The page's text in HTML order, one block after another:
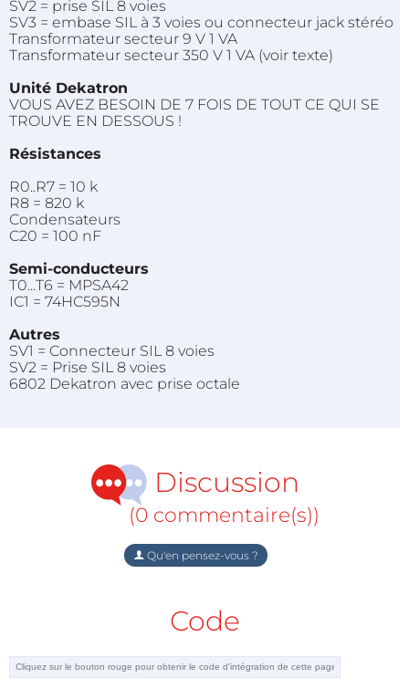
SV2 = prise SIL 8 voies
SV3 = embase SIL à 3 voies ou connecteur jack stéréo
Transformateur secteur 9 V 1 VA
Transformateur secteur 350 V 1 VA (voir texte)
Unité Dekatron
VOUS AVEZ BESOIN DE 7 FOIS DE TOUT CE QUI SE
TROUVE EN DESSOUS !
Résistances
R0..R7 = 10 k
R8 = 820 k
Condensateurs
C20 = 100 nF
Semi-conducteurs
T0...T6 = MPSA42
IC1 = 74HC595N
Autres
SV1 = Connecteur SIL 8 voies
SV2 = Prise SIL 8 voies
6802 Dekatron avec prise octale
Discussion
(0 commentaire(s))
Qu'en pensez-vous ?
Code